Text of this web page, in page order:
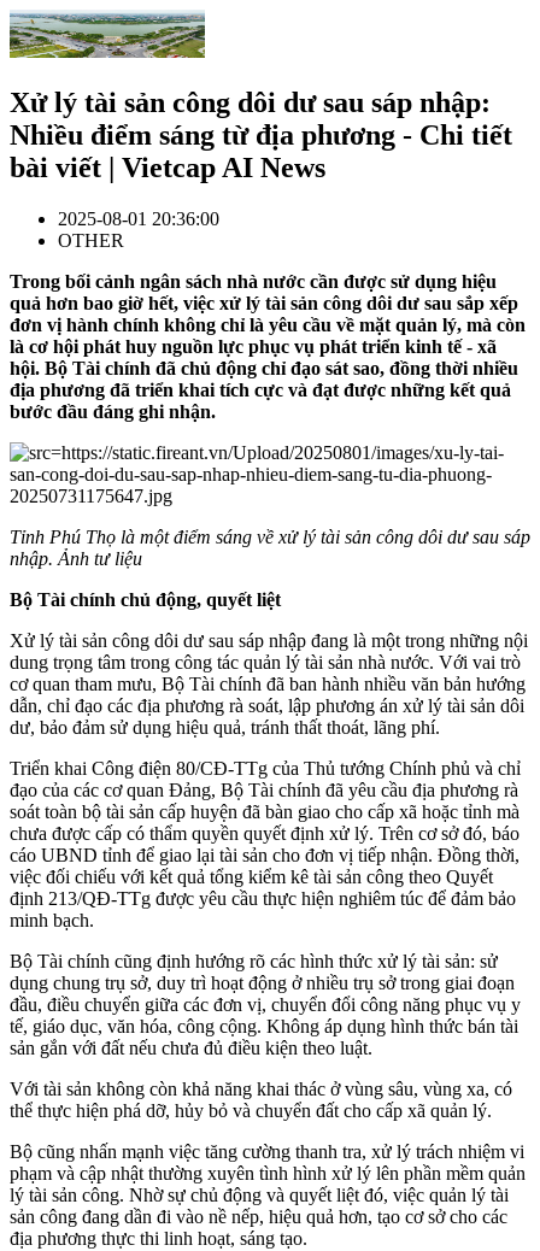
Xử lý tài sản công dôi dư sau sáp nhập:
Nhiều điểm sáng từ địa phương - Chi tiết
bài viết | Vietcap AI News
2025-08-01 20:36:00
OTHER
Trong bối cảnh ngân sách nhà nước cần được sử dụng hiệu
quả hơn bao giờ hết, việc xử lý tài sản công dôi dư sau sắp xếp
đơn vị hành chính không chỉ là yêu cầu về mặt quản lý, mà còn
là cơ hội phát huy nguồn lực phục vụ phát triển kinh tế - xã
hội. Bộ Tài chính đã chủ động chỉ đạo sát sao, đồng thời nhiều
địa phương đã triển khai tích cực và đạt được những kết quả
bước đầu đáng ghi nhận.
Tỉnh Phú Thọ là một điểm sáng về xử lý tài sản công dôi dư sau sáp
nhập. Ảnh tư liệu
Bộ Tài chính chủ động, quyết liệt
Xử lý tài sản công dôi dư sau sáp nhập đang là một trong những nội
dung trọng tâm trong công tác quản lý tài sản nhà nước. Với vai trò
cơ quan tham mưu, Bộ Tài chính đã ban hành nhiều văn bản hướng
dẫn, chỉ đạo các địa phương rà soát, lập phương án xử lý tài sản dôi
dư, bảo đảm sử dụng hiệu quả, tránh thất thoát, lãng phí.
Triển khai Công điện 80/CĐ-TTg của Thủ tướng Chính phủ và chỉ
đạo của các cơ quan Đảng, Bộ Tài chính đã yêu cầu địa phương rà
soát toàn bộ tài sản cấp huyện đã bàn giao cho cấp xã hoặc tỉnh mà
chưa được cấp có thẩm quyền quyết định xử lý. Trên cơ sở đó, báo
cáo UBND tỉnh để giao lại tài sản cho đơn vị tiếp nhận. Đồng thời,
việc đối chiếu với kết quả tổng kiểm kê tài sản công theo Quyết
định 213/QĐ-TTg được yêu cầu thực hiện nghiêm túc để đảm bảo
minh bạch.
Bộ Tài chính cũng định hướng rõ các hình thức xử lý tài sản: sử
dụng chung trụ sở, duy trì hoạt động ở nhiều trụ sở trong giai đoạn
đầu, điều chuyển giữa các đơn vị, chuyển đổi công năng phục vụ y
tế, giáo dục, văn hóa, công cộng. Không áp dụng hình thức bán tài
sản gắn với đất nếu chưa đủ điều kiện theo luật.
Với tài sản không còn khả năng khai thác ở vùng sâu, vùng xa, có
thể thực hiện phá dỡ, hủy bỏ và chuyển đất cho cấp xã quản lý.
Bộ cũng nhấn mạnh việc tăng cường thanh tra, xử lý trách nhiệm vi
phạm và cập nhật thường xuyên tình hình xử lý lên phần mềm quản
lý tài sản công. Nhờ sự chủ động và quyết liệt đó, việc quản lý tài
sản công đang dần đi vào nề nếp, hiệu quả hơn, tạo cơ sở cho các
địa phương thực thi linh hoạt, sáng tạo.